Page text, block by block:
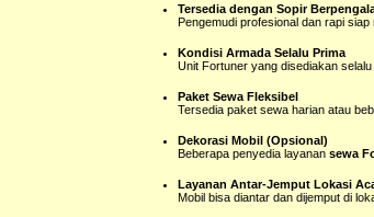
Tersedia dengan Sopir
Pengemudi profesional dan rapi
Kondisi Armada Selalu Prima
Unit Fortuner yang disediakan
Paket Sewa Fleksibel
Tersedia paket sewa harian atau
Dekorasi Mobil (Opsional)
Beberapa penyedia layanansewa
Layanan Antar-Jemput Lokasi
Mobil bisa diantar dan dijemput di